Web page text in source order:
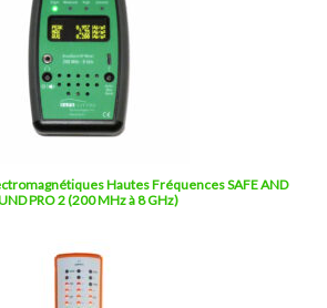
Hautes Fréquences SAFE AND
PRO 2 (200 MHz à 8 GHz)